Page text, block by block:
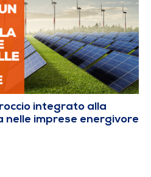
integrato alla
nelle imprese energivore